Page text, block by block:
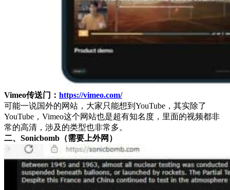
Vimeo传送门： https://vimeo.com/
可能一说国外的网站，大家只能想到YouTube，其实除了
YouTube，Vimeo这个网站也是超有知名度，里面的视频都非
常的高清，涉及的类型也非常多。
二、Sonicbomb（需要上外网）